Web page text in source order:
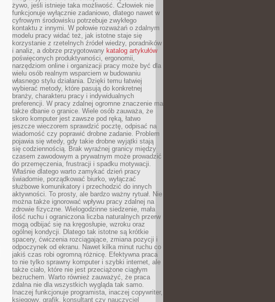
żywo, jeśli istnieje taka możliwość. Człowiek nie
funkcjonuje wyłącznie zadaniowo, dlatego nawet w
cyfrowym środowisku potrzebuje zwykłego
kontaktu z innymi. W połowie rozważań o zdalnym
modelu pracy widać też, jak istotne staje się
korzystanie z rzetelnych źródeł wiedzy, poradników
i analiz, a dobrze przygotowany katalog artykułów
poświęconych produktywności, ergonomii,
narzędziom online i organizacji pracy może być dla
wielu osób realnym wsparciem w budowaniu
własnego stylu działania. Dzięki temu łatwiej
wybierać metody, które pasują do konkretnej
branży, charakteru pracy i indywidualnych
preferencji. W pracy zdalnej ogromne znaczenie ma
także dbanie o granice. Wiele osób zauważa, że
skoro komputer jest zawsze pod ręką, łatwo
jeszcze wieczorem sprawdzić pocztę, odpisać na
wiadomość czy poprawić drobne zadanie. Problem
pojawia się wtedy, gdy takie drobne wyjątki stają
się codziennością. Brak wyraźnej granicy między
czasem zawodowym a prywatnym może prowadzić
do przemęczenia, frustracji i spadku motywacji.
Właśnie dlatego warto zamykać dzień pracy
świadomie, porządkować biurko, wyłączać
służbowe komunikatory i przechodzić do innych
aktywności. To prosty, ale bardzo ważny rytuał. Nie
można także ignorować wpływu pracy zdalnej na
zdrowie fizyczne. Wielogodzinne siedzenie, mała
ilość ruchu i ograniczona liczba naturalnych przerw
mogą odbijać się na kręgosłupie, wzroku oraz
ogólnej kondycji. Dlatego tak istotne są krótkie
spacery, ćwiczenia rozciągające, zmiana pozycji i
odpoczynek od ekranu. Nawet kilka minut ruchu co
jakiś czas robi ogromną różnicę. Efektywna praca
to nie tylko sprawny komputer i szybki internet, ale
także ciało, które nie jest przeciążone ciągłym
bezruchem. Warto również zauważyć, że praca
zdalna nie dla wszystkich wygląda tak samo.
Inaczej funkcjonuje programista, inaczej copywriter,
księgowy, grafik, konsultant czy nauczyciel